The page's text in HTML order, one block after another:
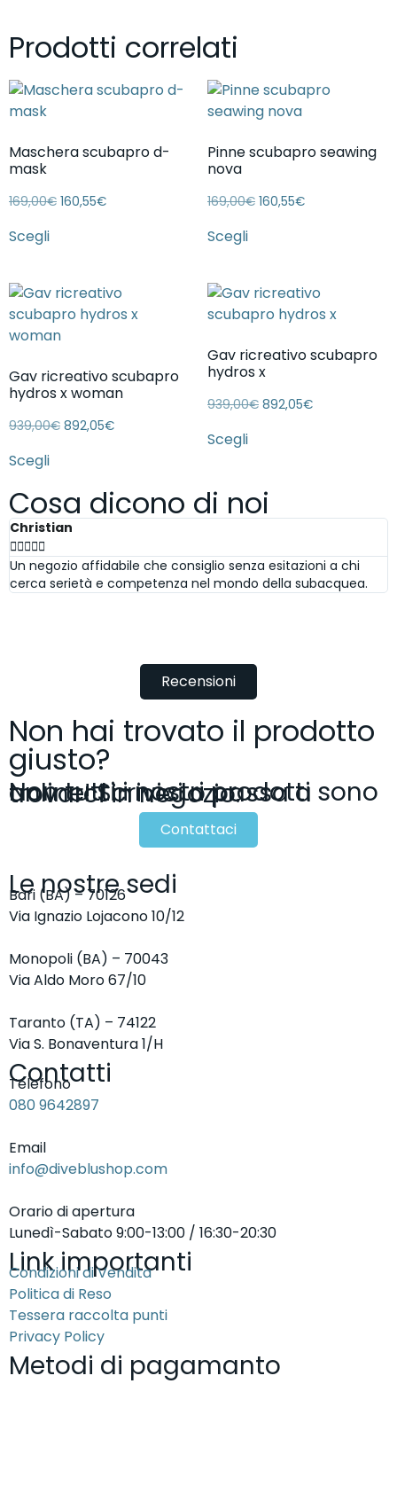
Prodotti correlati
Maschera scubapro d-
mask
169,00€ 160,55€
Scegli
Pinne scubapro seawing
nova
169,00€ 160,55€
Scegli
Gav ricreativo scubapro
hydros x woman
939,00€ 892,05€
Scegli
Gav ricreativo scubapro
hydros x
939,00€ 892,05€
Scegli
Cosa dicono di noi
Christian

Un negozio affidabile che consiglio senza esitazioni a chi
cerca serietà e competenza nel mondo della subacquea.
Recensioni
Non hai trovato il prodotto
giusto?
Non tutti i nostri prodotti sono online! Scrivici o passa a trovarci in negozio.
Contattaci
Le nostre sedi
Bari (BA) – 70126
Via Ignazio Lojacono 10/12
Monopoli (BA) – 70043
Via Aldo Moro 67/10
Taranto (TA) – 74122
Via S. Bonaventura 1/H
Contatti
Telefono
080 9642897
Email
info@diveblushop.com
Orario di apertura
Lunedì-Sabato 9:00-13:00 / 16:30-20:30
Link importanti
Condizioni di Vendita
Politica di Reso
Tessera raccolta punti
Privacy Policy
Metodi di pagamanto